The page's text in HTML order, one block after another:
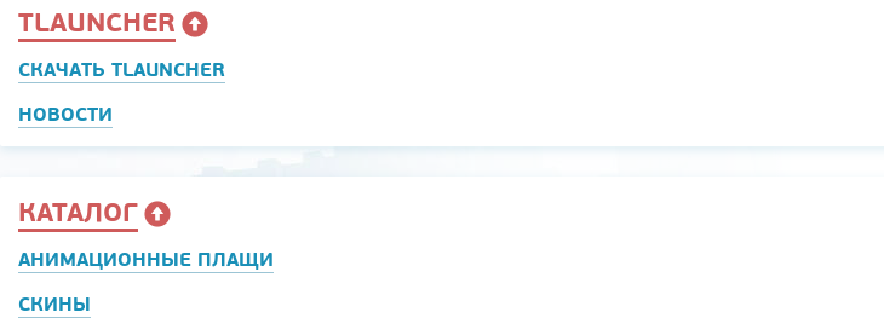
TLAUNCHER
СКАЧАТЬ TLAUNCHER
НОВОСТИ
КАТАЛОГ
АНИМАЦИОННЫЕ ПЛАЩИ
СКИНЫ